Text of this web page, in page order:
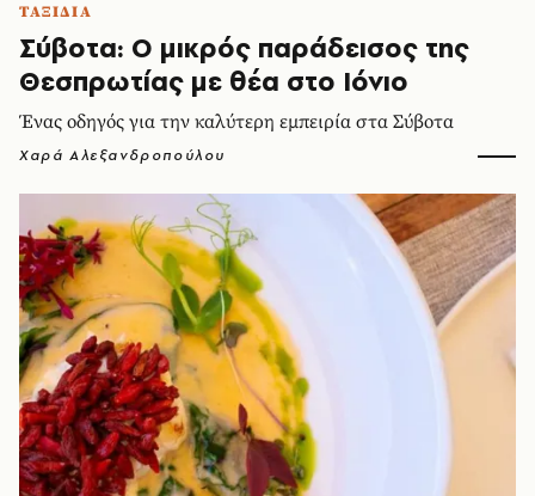
ΤΑΞΙΔΙΑ
Σύβοτα: Ο μικρός παράδεισος της
Θεσπρωτίας με θέα στο Ιόνιο
Ένας οδηγός για την καλύτερη εμπειρία στα Σύβοτα
Χαρά Αλεξανδροπούλου